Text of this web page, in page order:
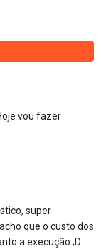
vou fazer
super
que o custo dos
a execução ;D